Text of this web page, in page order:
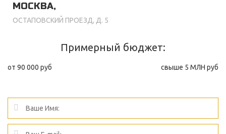
МОСКВА,
ОСТАПОВСКИЙ ПРОЕЗД, Д. 5
Примерный бюджет:
от 90 000 руб свыше 5 МЛН руб